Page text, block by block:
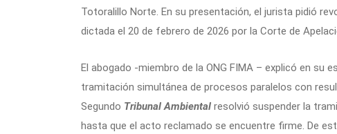
Totoralillo Norte. En su presentación, el jurista pidió
dictada el 20 de febrero de 2026 por la Corte de
El abogado -miembro de la ONG FIMA – explicó en su
tramitación simultánea de procesos paralelos con
Segundo Tribunal Ambiental resolvió suspender la
hasta que el acto reclamado se encuentre firme. De